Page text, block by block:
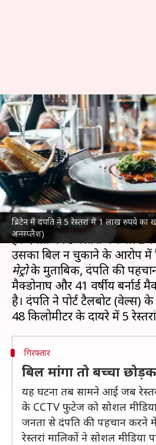
ब्रिटेन में दंपति ने 5 रेस्तरां में 1 लाख रुपये का
अनस्प्लैश)
ब्रिटेन: दंपति ने 5
रुपये का खाना
फरार हुए
लेखन गजेंद्र Apr 26, 2024 05:08 pm
क्या है खबर?
ब्रिटेनमें एक दंपति का
है। दंपति को 5 रेस्तरां में 1 लाख
मेट्रोके मुताबिक, दंपति की
मैक्डोनाघ और 41 वर्षीय बर्नार्ड
है। दंपति ने पोर्ट टैलबोट (वेल्स)
गिरफ्तार
बिल मांगा तो बच्चा
यह घटना तब सामने आई जब
के CCTV फुटेज को सोशल
जनता से दंपति की पहचान करने में
रेस्तरां मालिकों ने सोशल मीडिया